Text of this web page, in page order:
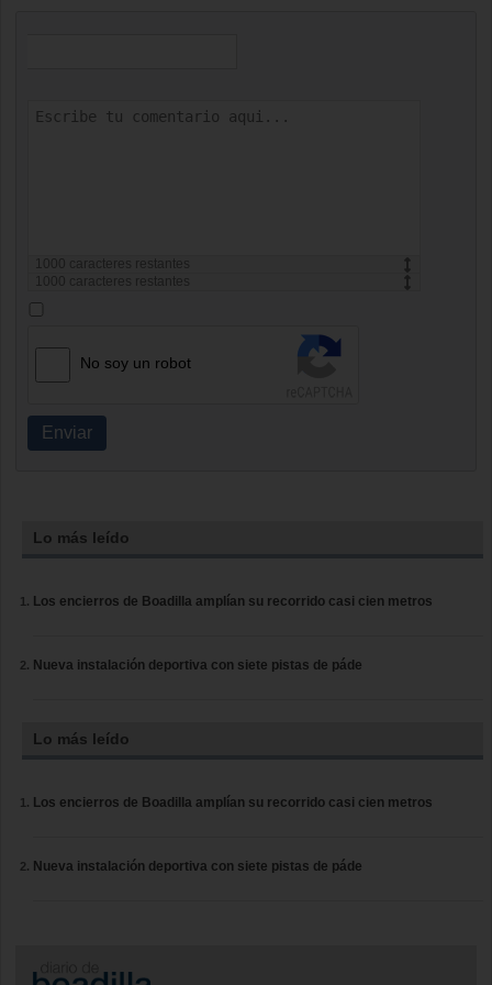
caracteres restantes
caracteres restantes
No soy un robot
Enviar
Lo más leído
Los encierros de Boadilla amplían su recorrido casi cien metros
Nueva instalación deportiva con siete pistas de páde
Lo más leído
Los encierros de Boadilla amplían su recorrido casi cien metros
Nueva instalación deportiva con siete pistas de páde